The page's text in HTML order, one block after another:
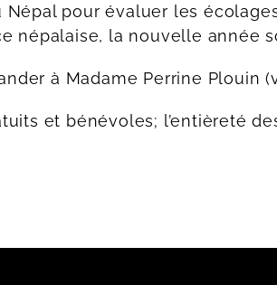
pour évaluer les
népalaise, la nouvelle année
à Madame Perrine Plouin
et bénévoles; l’entièreté